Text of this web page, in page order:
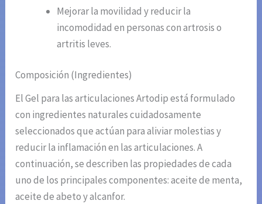
Mejorar la movilidad y reducir la
incomodidad en personas con artrosis o
artritis leves.
Composición (Ingredientes)
El Gel para las articulaciones Artodip está formulado
con ingredientes naturales cuidadosamente
seleccionados que actúan para aliviar molestias y
reducir la inflamación en las articulaciones. A
continuación, se describen las propiedades de cada
uno de los principales componentes: aceite de menta,
aceite de abeto y alcanfor.